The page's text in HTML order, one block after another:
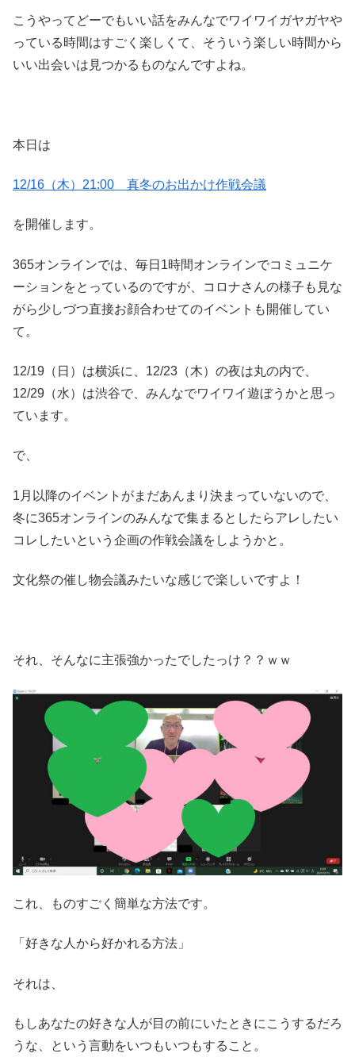
こうやってどーでもいい話をみんなでワイワイガヤガヤや
っている時間はすごく楽しくて、そういう楽しい時間から
いい出会いは見つかるものなんですよね。
本日は
12/16 （木）21:00 真冬のお出かけ作戦会議
を開催します。
365オンラインでは、毎日1時間オンラインでコミュニケ
ーションをとっているのですが、コロナさんの様子も見な
がら少しづつ直接お顔合わせてのイベントも開催してい
て。
12/19（日）は横浜に、12/23（木）の夜は丸の内で、
12/29（水）は渋谷で、みんなでワイワイ遊ぼうかと思っ
ています。
で、
1月以降のイベントがまだあんまり決まっていないので、
冬に365オンラインのみんなで集まるとしたらアレしたい
コレしたいという企画の作戦会議をしようかと。
文化祭の催し物会議みたいな感じで楽しいですよ！
それ、そんなに主張強かったでしたっけ？？ｗｗ
これ、ものすごく簡単な方法です。
「好きな人から好かれる方法」
それは、
もしあなたの好きな人が目の前にいたときにこうするだろ
うな、という言動をいつもいつもすること。